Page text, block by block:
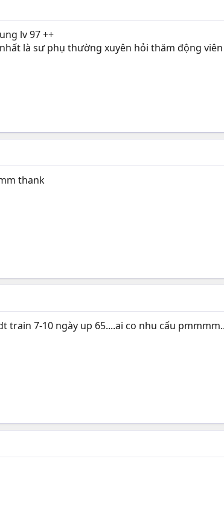
lv 97 ++
là sư phụ thường xuyên hỏi thăm động
thank
train 7-10 ngày up 65....ai co nhu cấu